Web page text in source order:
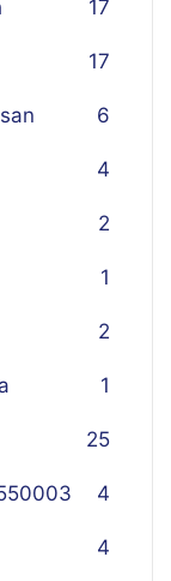
17
17
6
4
2
1
2
1
25
4
4